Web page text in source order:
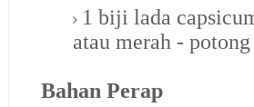
1 biji lada
atau merah -
Bahan Perap